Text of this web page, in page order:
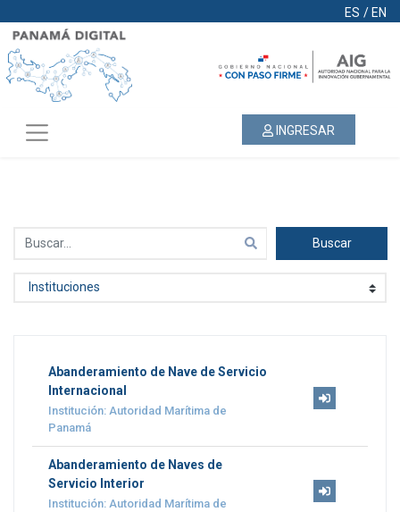
ES / EN
INGRESAR
Buscar
Abanderamiento de Nave de Servicio
Internacional
Institución: Autoridad Marítima de
Panamá
Abanderamiento de Naves de
Servicio Interior
Institución: Autoridad Marítima de